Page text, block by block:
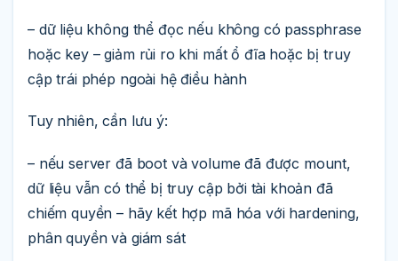
– dữ liệu không thể đọc nếu không có passphrase
hoặc key – giảm rủi ro khi mất ổ đĩa hoặc bị truy
cập trái phép ngoài hệ điều hành
Tuy nhiên, cần lưu ý:
– nếu server đã boot và volume đã được mount,
dữ liệu vẫn có thể bị truy cập bởi tài khoản đã
chiếm quyền – hãy kết hợp mã hóa với hardening,
phân quyền và giám sát